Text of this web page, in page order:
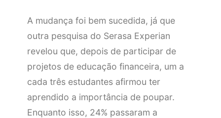
A mudança foi bem sucedida, já que
outra pesquisa do Serasa Experian
revelou que, depois de participar de
projetos de educação financeira, um a
cada três estudantes afirmou ter
aprendido a importância de poupar.
Enquanto isso, 24% passaram a